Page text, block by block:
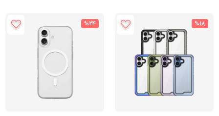
%18
%24